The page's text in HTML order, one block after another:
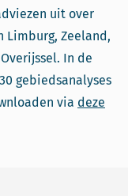
uit over
Limburg, Zeeland,
In de
gebiedsanalyses
via deze